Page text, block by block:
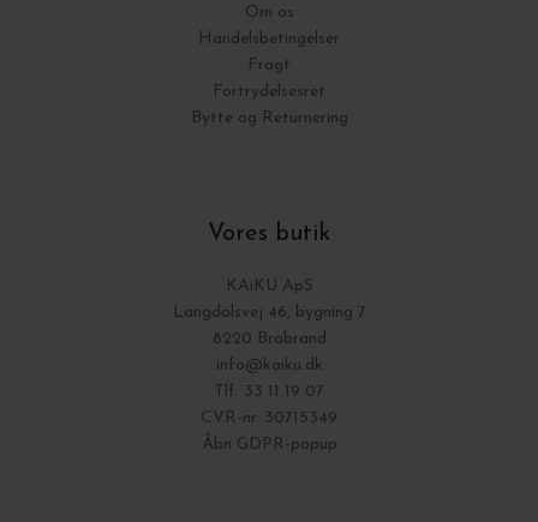
Om os
Handelsbetingelser
Fragt
Fortrydelsesret
Bytte og Returnering
Vores butik
KAiKU ApS
Langdalsvej 46, bygning 7
8220 Brabrand
info@kaiku.dk
Tlf. 33 11 19 07
CVR-nr. 30715349
Åbn GDPR-popup